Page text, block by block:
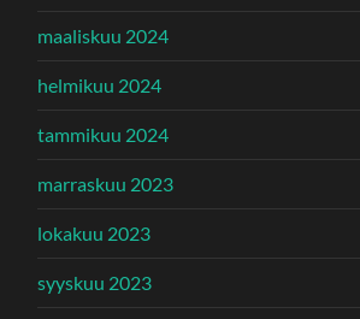
maaliskuu 2024
helmikuu 2024
tammikuu 2024
marraskuu 2023
lokakuu 2023
syyskuu 2023